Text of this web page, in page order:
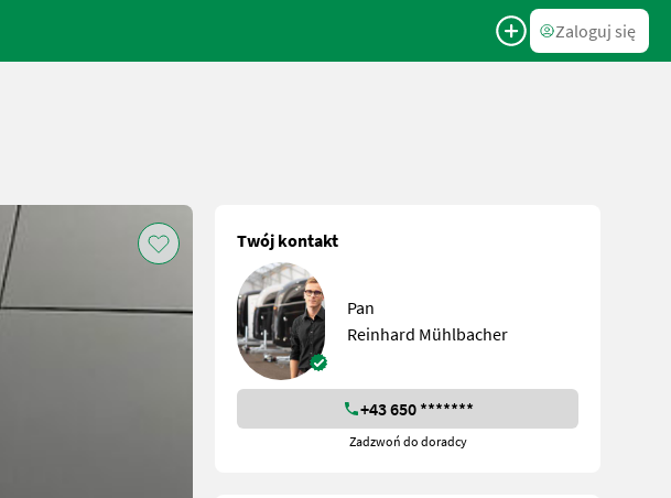
Zaloguj się
Twój kontakt
Pan
Reinhard Mühlbacher
+43 650 *******
Zadzwoń do doradcy